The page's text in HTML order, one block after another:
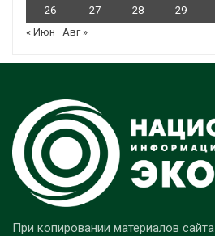
26 27 28 29
« Июн
Авг »
При копировании материалов